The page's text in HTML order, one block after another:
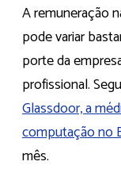
A remuneração
pode variar
porte da
profissional.
Glassdoor, a
computação no
mês.